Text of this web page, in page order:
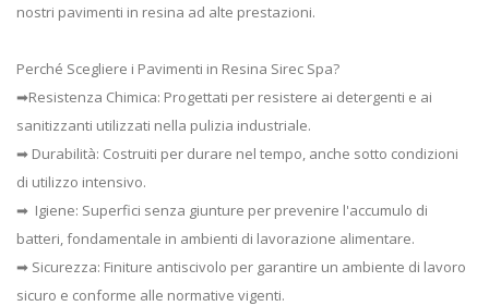
nostri pavimenti in resina ad alte prestazioni.
Perché Scegliere i Pavimenti in Resina Sirec Spa?
➡Resistenza Chimica: Progettati per resistere ai detergenti e ai
sanitizzanti utilizzati nella pulizia industriale.
➡ Durabilità: Costruiti per durare nel tempo, anche sotto condizioni
di utilizzo intensivo.
➡ Igiene: Superfici senza giunture per prevenire l'accumulo di
batteri, fondamentale in ambienti di lavorazione alimentare.
➡ Sicurezza: Finiture antiscivolo per garantire un ambiente di lavoro
sicuro e conforme alle normative vigenti.